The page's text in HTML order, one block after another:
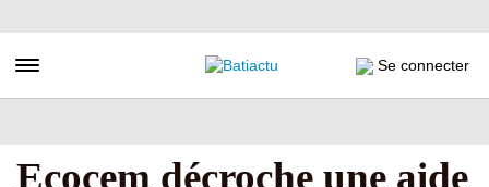
au
principal
Toggle navigation Se connecter
Ecocem décroche une aide